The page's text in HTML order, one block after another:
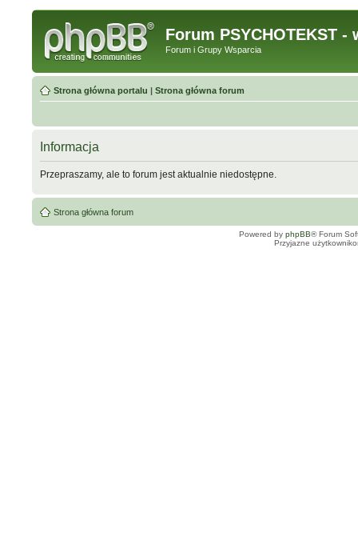
Forum PSYCHOTEKST
Forum i Grupy Wsparcia
Strona główna portalu | Strona główna forum
Informacja
Przepraszamy, ale to forum jest aktualnie niedostępne.
Strona główna forum
Powered by phpBB® Forum
Przyjazne